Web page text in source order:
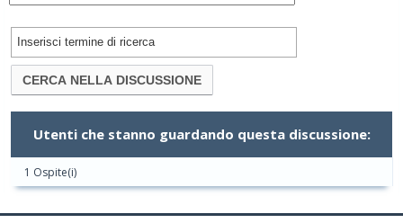
Utenti che stanno guardando questa discussione:
1 Ospite(i)